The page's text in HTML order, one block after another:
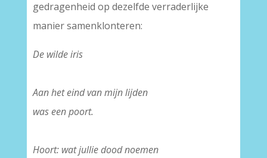
gedragenheid op dezelfde verraderlijke
manier samenklonteren:
De wilde iris
Aan het eind van mijn lijden
was een poort.
Hoort: wat jullie dood noemen